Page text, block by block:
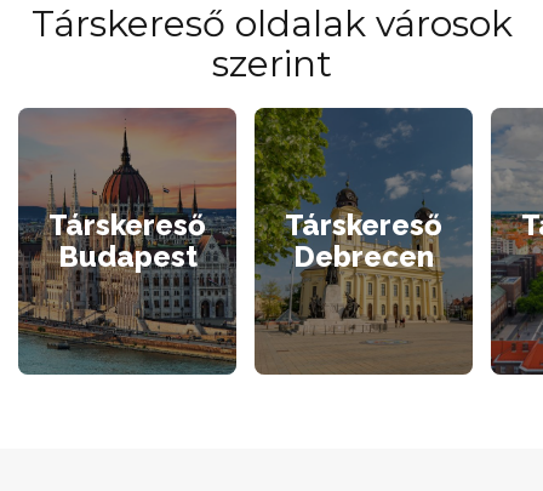
Társkereső oldalak városok
szerint
Társkereső
Budapest
Társkereső
Debrecen